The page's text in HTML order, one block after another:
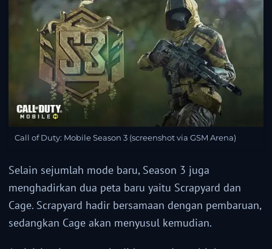
Call of Duty: Mobile Season 3 (screenshot via GSM Arena)
Selain sejumlah mode baru, Season 3 juga
menghadirkan dua peta baru yaitu Scrapyard dan
Cage. Scrapyard hadir bersamaan dengan pembaruan,
sedangkan Cage akan menyusul kemudian.